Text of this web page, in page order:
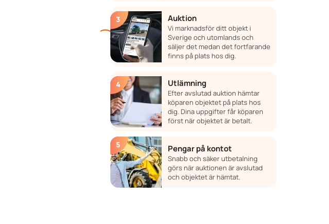
Auktion
Vi marknadsför ditt objekt i
Sverige och utomlands och
säljer det medan det fortfarande
finns på plats hos dig.
Utlämning
Efter avslutad auktion hämtar
köparen objektet på plats hos
dig. Dina uppgifter får köparen
först när objektet är betalt.
Pengar på kontot
Snabb och säker utbetalning
görs när auktionen är avslutad
och objektet är hämtat.